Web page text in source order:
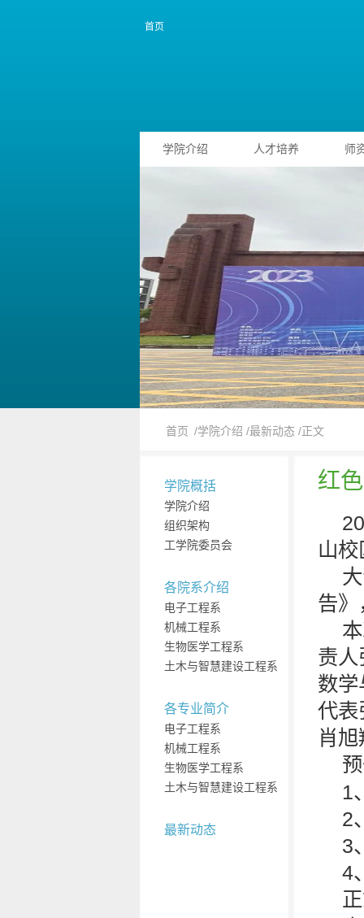
首页
学院介绍 人才培养 师
首页 /学院介绍 /最新动态 /正文
学院概括
学院介绍
组织架构
工学院委员会
各院系介绍
电子工程系
机械工程系
生物医学工程系
土木与智慧建设工程系
各专业简介
电子工程系
机械工程系
生物医学工程系
土木与智慧建设工程系
最新动态
红
山
告》
责人
数学
代表
肖
1
2
3
4